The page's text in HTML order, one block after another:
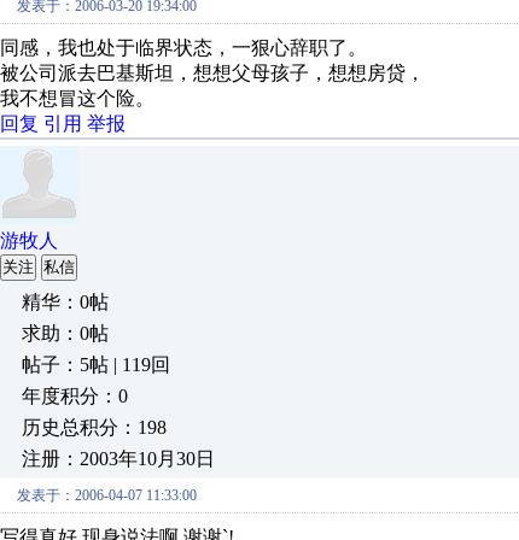
发表于：2006-03-20 19:34:00
同感，我也处于临界状态，一狠心辞职了。
被公司派去巴基斯坦，想想父母孩子，想想房贷，
我不想冒这个险。
回复 引用 举报
游牧人
关注 私信
精华：0帖
求助：0帖
帖子：5帖 | 119回
年度积分：0
历史总积分：198
注册：2003年10月30日
发表于：2006-04-07 11:33:00